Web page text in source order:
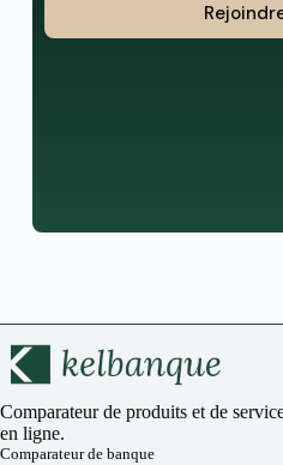
Comparateur de produits et de
en ligne.
Comparateur de banque